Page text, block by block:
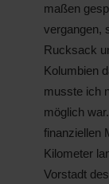
maßen
vergangen,
Rucksack
Kolumbien
musste ich
möglich
finanziellen
Kilometer
Vorstadt